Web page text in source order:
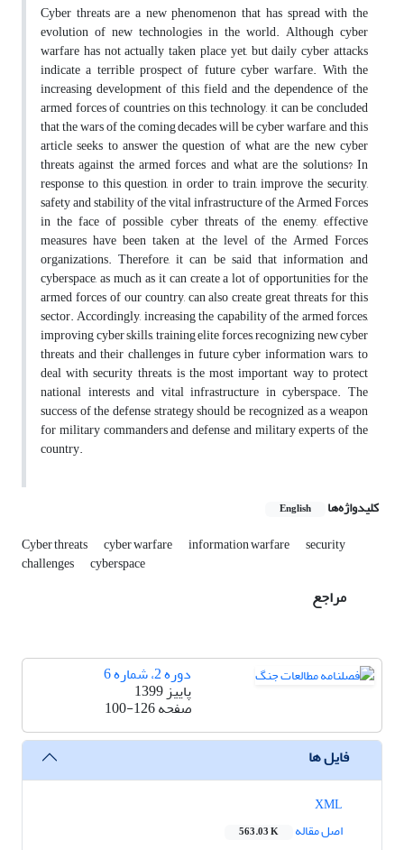
Cyber ​​threats are a new phenomenon that has spread with the
evolution of new technologies in the world. Although cyber
warfare has not actually taken place yet, but daily cyber attacks
indicate a terrible prospect of future cyber warfare. With the
increasing development of this field and the dependence of the
armed forces of countries on this technology, it can be concluded
that the wars of the coming decades will be cyber warfare, and this
article seeks to answer the question of what are the new cyber
threats against the armed forces and what are the solutions? In
response to this question, in order to train, improve the security,
safety and stability of the vital infrastructure of the Armed Forces
in the face of possible cyber threats of the enemy, effective
measures have been taken at the level of the Armed Forces
organizations. Therefore, it can be said that information and
cyberspace, as much as it can create a lot of opportunities for the
armed forces of our country, can also create great threats for this
sector. Accordingly, increasing the capability of the armed forces,
improving cyber skills, training elite forces, recognizing new cyber
threats and their challenges in future cyber information wars, to
deal with security threats, is the most important way to protect
national interests and vital infrastructure in cyberspace. The
success of the defense strategy should be recognized as a weapon
for military commanders and defense and military experts of the
country.
کلیدواژه‌ها English
Cyber threats cyber warfare information warfare security
challenges cyberspace
مراجع
دوره 2، شماره 6
پاییز 1399
صفحه100-126
فایل ها
اصل مقاله
563.03 K